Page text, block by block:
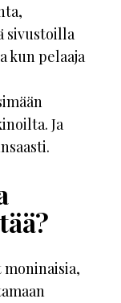
sivustoilla
kun pelaaja
Ja